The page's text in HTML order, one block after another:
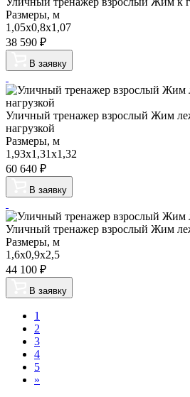
Размеры, м
1,05х0,8х1,07
38 590 ₽
В заявку
Уличный тренажер взрослый Жим
нагрузкой
Размеры, м
1,93х1,31х1,32
60 640 ₽
В заявку
Уличный тренажер взрослый Жим
Размеры, м
1,6х0,9х2,5
44 100 ₽
В заявку
1
2
3
4
5
»